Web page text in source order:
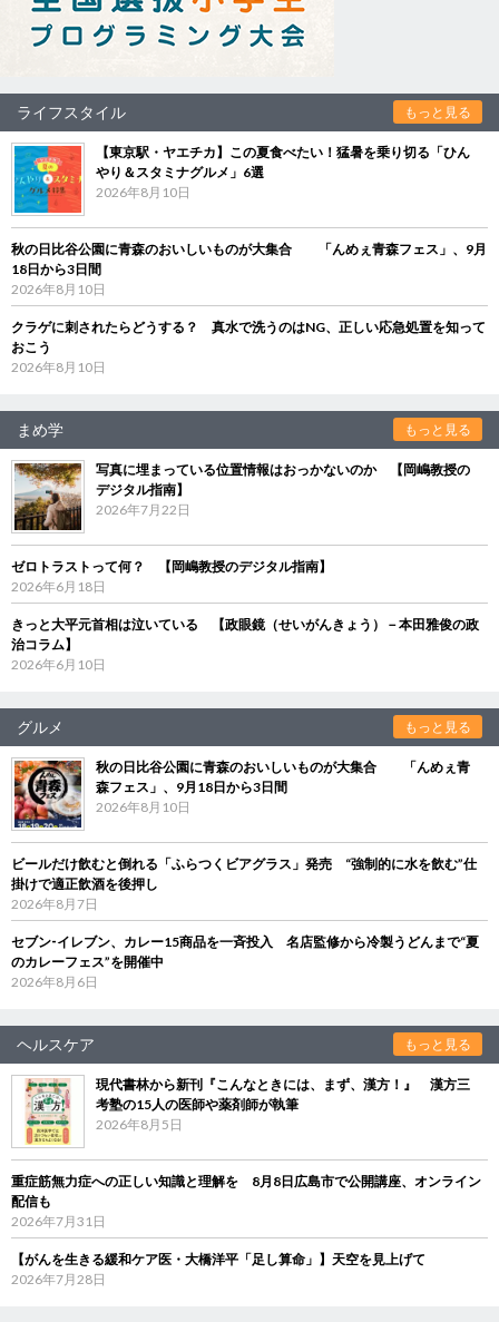
ライフスタイル もっと見る
【東京駅・ヤエチカ】この夏食べたい！猛暑を乗り切る「ひん
やり＆スタミナグルメ」6選
2026年8月10日
秋の日比谷公園に青森のおいしいものが大集合 「んめぇ青森フェス」、9月
18日から3日間
2026年8月10日
クラゲに刺されたらどうする？ 真水で洗うのはNG、正しい応急処置を知って
おこう
2026年8月10日
まめ学 もっと見る
写真に埋まっている位置情報はおっかないのか 【岡嶋教授の
デジタル指南】
2026年7月22日
ゼロトラストって何？ 【岡嶋教授のデジタル指南】
2026年6月18日
きっと大平元首相は泣いている 【政眼鏡（せいがんきょう）－本田雅俊の政
治コラム】
2026年6月10日
グルメ もっと見る
秋の日比谷公園に青森のおいしいものが大集合 「んめぇ青
森フェス」、9月18日から3日間
2026年8月10日
ビールだけ飲むと倒れる「ふらつくビアグラス」発売 “強制的に水を飲む”仕
掛けで適正飲酒を後押し
2026年8月7日
セブン‐イレブン、カレー15商品を一斉投入 名店監修から冷製うどんまで“夏
のカレーフェス”を開催中
2026年8月6日
ヘルスケア もっと見る
現代書林から新刊『こんなときには、まず、漢方！』 漢方三
考塾の15人の医師や薬剤師が執筆
2026年8月5日
重症筋無力症への正しい知識と理解を 8月8日広島市で公開講座、オンライン
配信も
2026年7月31日
【がんを生きる緩和ケア医・大橋洋平「足し算命」】天空を見上げて
2026年7月28日